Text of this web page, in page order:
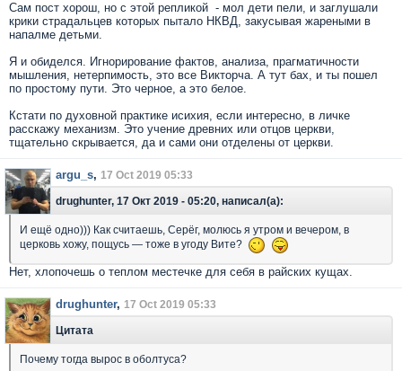
Сам пост хорош, но с этой репликой - мол дети пели, и заглушали
крики страдальцев которых пытало НКВД, закусывая жареными в
напалме детьми.
Я и обиделся. Игнорирование фактов, анализа, прагматичности
мышления, нетерпимость, это все Викторча. А тут бах, и ты пошел
по простому пути. Это черное, а это белое.
Кстати по духовной практике исихия, если интересно, в личке
расскажу механизм. Это учение древних или отцов церкви,
тщательно скрывается, да и сами они отделены от церкви.
argu_s, 17 Oct 2019 05:33
drughunter, 17 Окт 2019 - 05:20, написал(а):
И ещё одно))) Как считаешь, Серёг, молюсь я утром и вечером, в
церковь хожу, пощусь — тоже в угоду Вите?
Нет, хлопочешь о теплом местечке для себя в райских кущах.
drughunter, 17 Oct 2019 05:33
Цитата
Почему тогда вырос в оболтуса?